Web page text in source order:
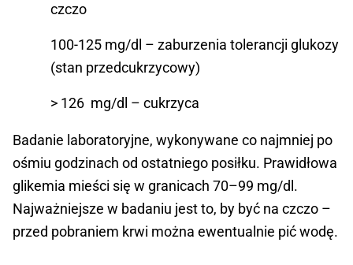
czczo
100-125 mg/dl – zaburzenia tolerancji glukozy
(stan przedcukrzycowy)
> 126 mg/dl – cukrzyca
Badanie laboratoryjne, wykonywane co najmniej po
ośmiu godzinach od ostatniego posiłku. Prawidłowa
glikemia mieści się w granicach 70–99 mg/dl.
Najważniejsze w badaniu jest to, by być na czczo –
przed pobraniem krwi można ewentualnie pić wodę.